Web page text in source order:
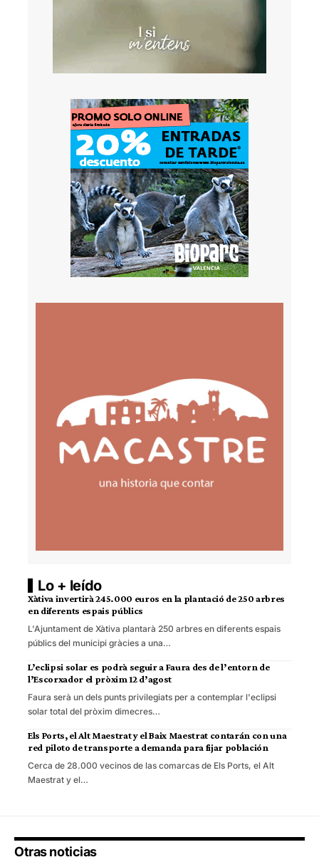
Lo + leído
Xàtiva invertirà 245.000 euros en la plantació de 250 arbres
en diferents espais públics
L'Ajuntament de Xàtiva plantarà 250 arbres en diferents espais
públics del municipi gràcies a una…
L’eclipsi solar es podrà seguir a Faura des de l’entorn de
l’Escorxador el pròxim 12 d’agost
Faura serà un dels punts privilegiats per a contemplar l'eclipsi
solar total del pròxim dimecres…
Els Ports, el Alt Maestrat y el Baix Maestrat contarán con una
red piloto de transporte a demanda para fijar población
Cerca de 28.000 vecinos de las comarcas de Els Ports, el Alt
Maestrat y el…
Otras noticias